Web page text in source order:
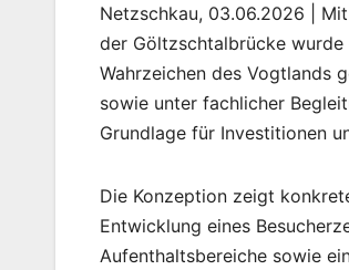
Netzschkau, 03.06.2026 |
der Göltzschtalbrücke
Wahrzeichen des Vogtlands
sowie unter fachlicher
Grundlage für Investitionen
Die Konzeption zeigt
Entwicklung eines
Aufenthaltsbereiche sowie